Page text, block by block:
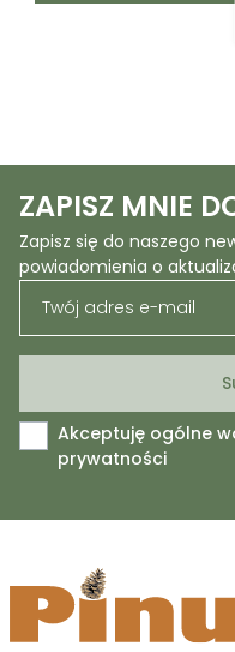
ZAPISZ MNIE
Zapisz się do naszego
powiadomienia o
Akceptuję ogólne
prywatności